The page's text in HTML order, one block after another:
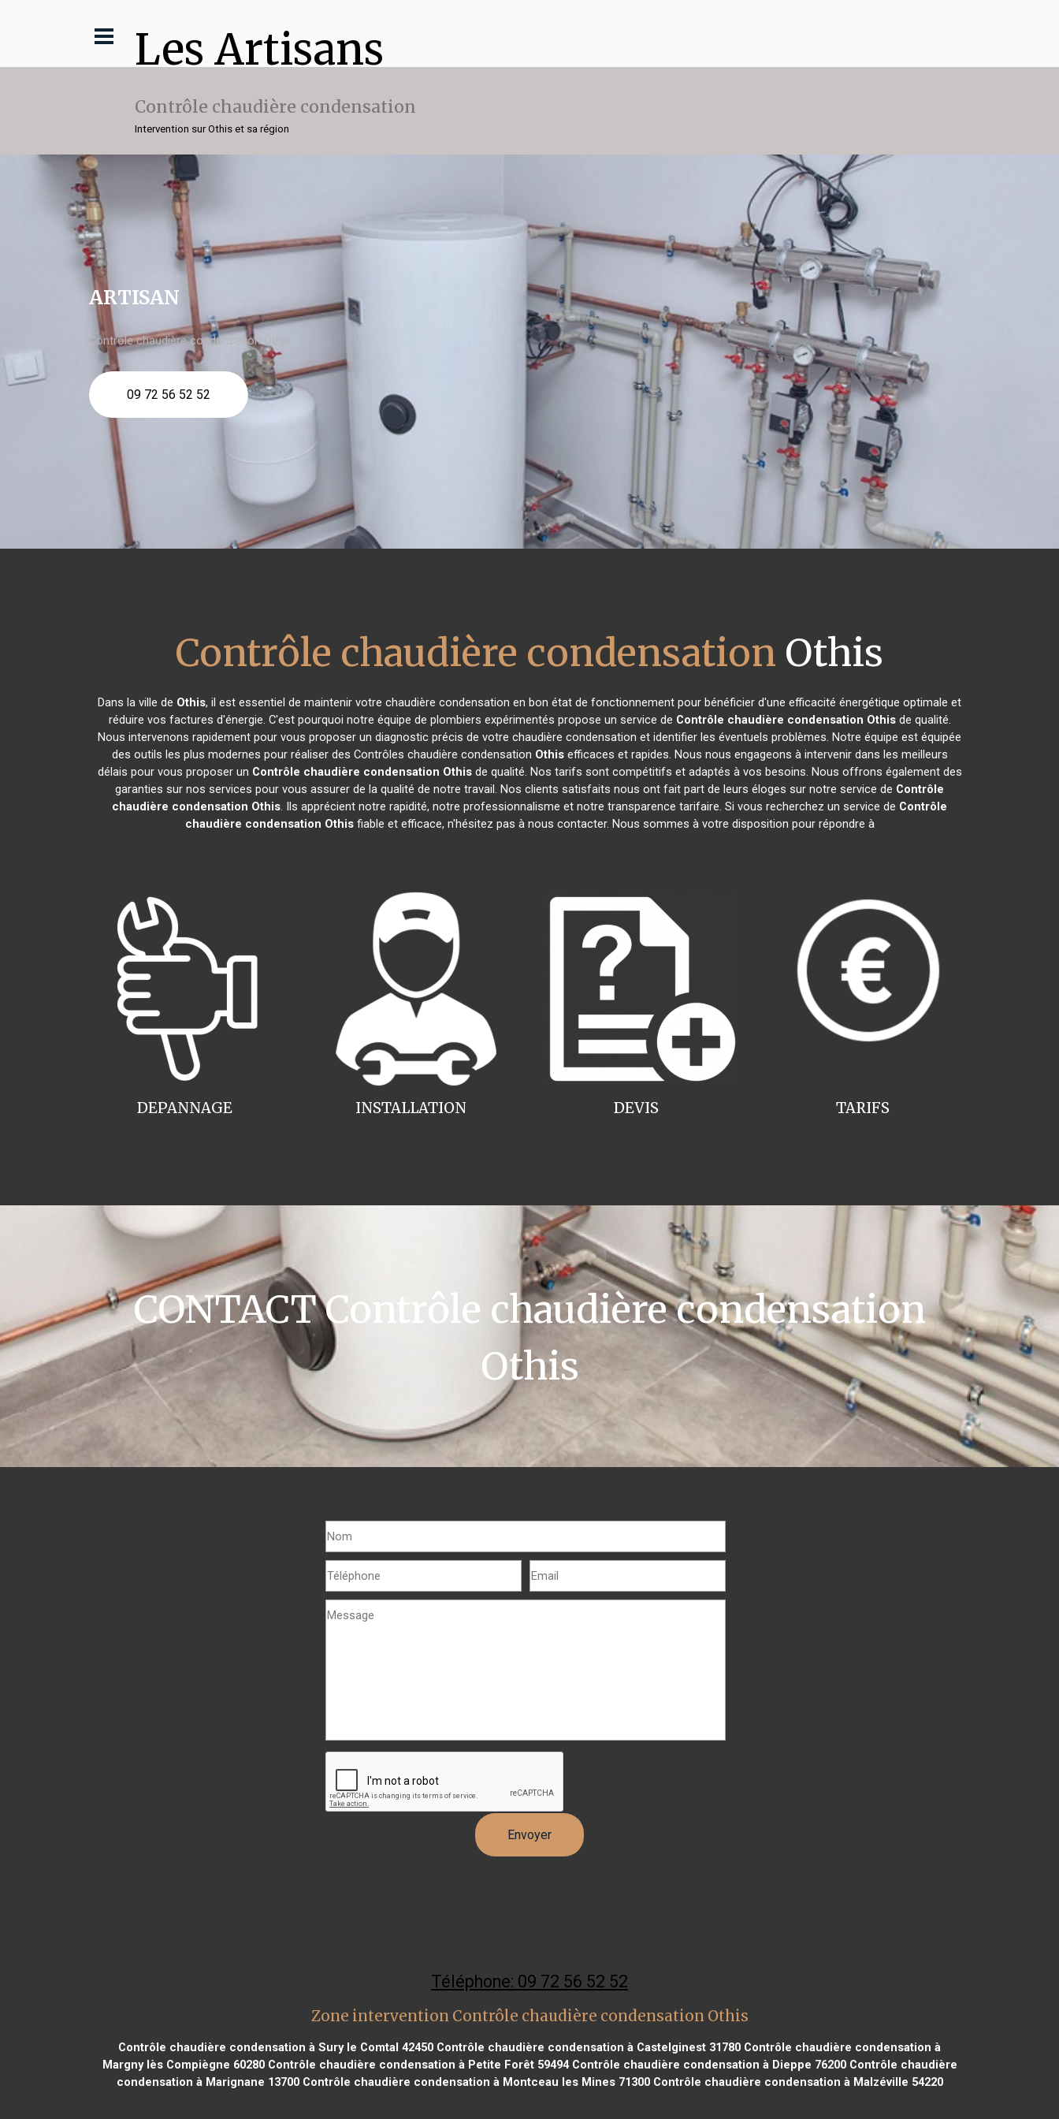
Les Artisans
Contrôle chaudière condensation
Intervention sur Othis et sa région
ARTISAN
Contrôle chaudière condensation Othis
09 72 56 52 52
Contrôle chaudière condensation Othis
Dans la ville de Othis, il est essentiel de maintenir votre chaudière condensation en bon état de fonctionnement pour bénéficier d'une efficacité énergétique optimale et
réduire vos factures d'énergie. C'est pourquoi notre équipe de plombiers expérimentés propose un service de Contrôle chaudière condensation Othisde qualité.
Nous intervenons rapidement pour vous proposer un diagnostic précis de votre chaudière condensation et identifier les éventuels problèmes. Notre équipe est équipée
des outils les plus modernes pour réaliser des Contrôles chaudière condensation Othisefficaces et rapides. Nous nous engageons à intervenir dans les meilleurs
délais pour vous proposer un Contrôle chaudière condensation Othisde qualité. Nos tarifs sont compétitifs et adaptés à vos besoins. Nous offrons également des
garanties sur nos services pour vous assurer de la qualité de notre travail. Nos clients satisfaits nous ont fait part de leurs éloges sur notre service de Contrôle
chaudière condensation Othis. Ils apprécient notre rapidité, notre professionnalisme et notre transparence tarifaire. Si vous recherchez un service de Contrôle
chaudière condensation Othisfiable et efficace, n'hésitez pas à nous contacter. Nous sommes à votre disposition pour répondre à
INSTALLATION
DEPANNAGE TARIFS
DEVIS
CONTACT Contrôle chaudière condensation
Othis
Téléphone: 09 72 56 52 52
Zone intervention Contrôle chaudière condensation Othis
Contrôle chaudière condensation à Sury le Comtal 42450 Contrôle chaudière condensation à Castelginest 31780 Contrôle chaudière condensation à
Margny lès Compiègne 60280Contrôle chaudière condensation à Petite Forêt 59494Contrôle chaudière condensation à Dieppe 76200Contrôle chaudière
condensation à Marignane 13700Contrôle chaudière condensation à Montceau les Mines 71300Contrôle chaudière condensation à Malzéville 54220